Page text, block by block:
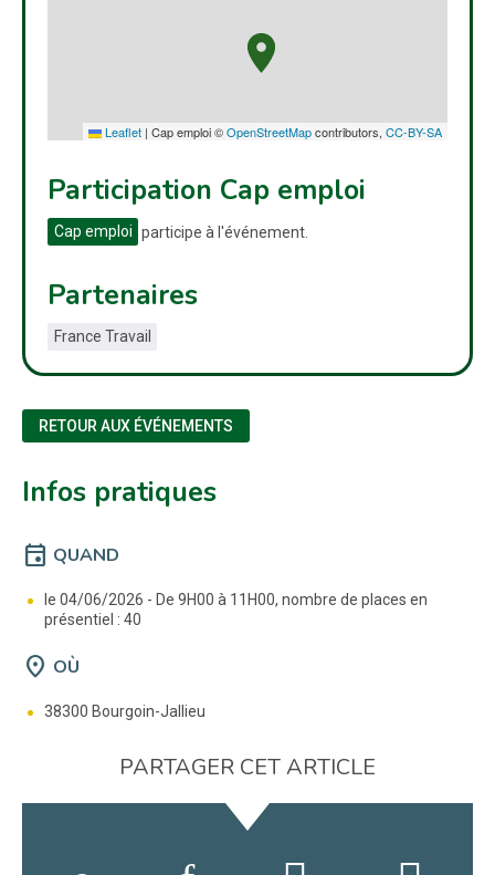
Leaflet | Cap emploi ©OpenStreetMapcontributors, CC-BY-SA
Participation Cap emploi
Cap emploi participe à l'événement.
Partenaires
France Travail
RETOUR AUX ÉVÉNEMENTS
Infos pratiques
event QUAND
le 04/06/2026 - De 9H00 à 11H00, nombre de places en
présentiel : 40
location_on OÙ
38300 Bourgoin-Jallieu
PARTAGER CET ARTICLE